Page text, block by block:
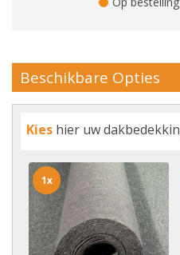
Beschikbare Opties
Kies hier uw
1x